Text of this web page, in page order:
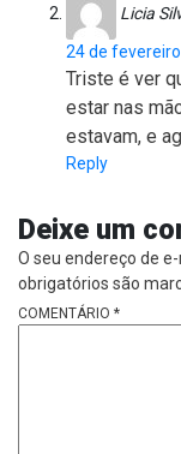
Licia
24 de
Triste é ver
estar nas
estavam, e
Reply
Deixe um
O seu endereço de
obrigatórios são
COMENTÁRIO *